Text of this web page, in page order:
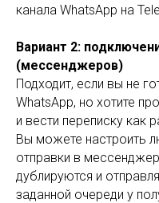
канала WhatsApp на
Вариант 2:
(мессенджеров)
Подходит, если вы не
WhatsApp, но хотите
и вести переписку как
Вы можете настроить
отправки в
дублируются и
заданной очереди у